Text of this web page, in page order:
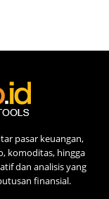
pasar keuangan,
komoditas, hingga
dan analisis yang
finansial.